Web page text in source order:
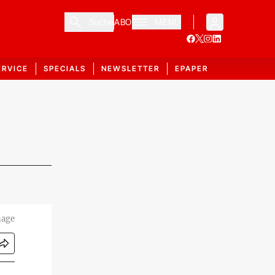
ABO
SPECIALS NEWSLETTER EPAPER